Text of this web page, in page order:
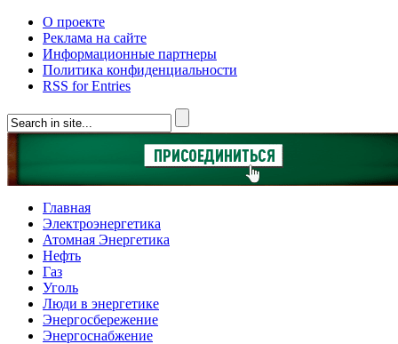
О проекте
Реклама на сайте
Информационные партнеры
Политика конфиденциальности
RSS for Entries
Главная
Электроэнергетика
Атомная Энергетика
Нефть
Газ
Уголь
Люди в энергетике
Энергосбережение
Энергоснабжение